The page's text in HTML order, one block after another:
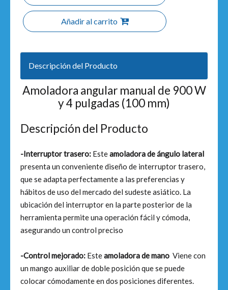
Añadir al carrito
Descripción del Producto
Amoladora angular manual de 900 W
y 4 pulgadas (100 mm)
Descripción del Producto
-Interruptor trasero: Esteamoladora de ángulo lateral
presenta un conveniente diseño de interruptor trasero,
que se adapta perfectamente a las preferencias y
hábitos de uso del mercado del sudeste asiático. La
ubicación del interruptor en la parte posterior de la
herramienta permite una operación fácil y cómoda,
asegurando un control preciso
-Control mejorado: Esteamoladora de mano Viene con
un mango auxiliar de doble posición que se puede
colocar cómodamente en dos posiciones diferentes.